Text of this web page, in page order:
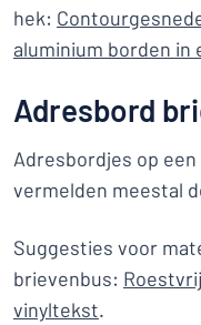
hek:
aluminium borden in
Adresbord
Adresbordjes op
vermelden meestal
Suggesties voor
brievenbus:
vinyltekst.